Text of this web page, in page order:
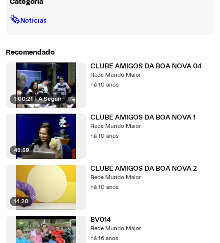
Categoria
🗞Notícias
Recomendado
1:00:21 | A Seguir
CLUBE AMIGOS DA BOA NOVA 04
Rede Mundo Maior
há 10 anos
48:59
CLUBE AMIGOS DA BOA NOVA 1
Rede Mundo Maior
há 10 anos
14:20
CLUBE AMIGOS DA BOA NOVA 2
Rede Mundo Maior
há 10 anos
BV014
Rede Mundo Maior
há 16 anos